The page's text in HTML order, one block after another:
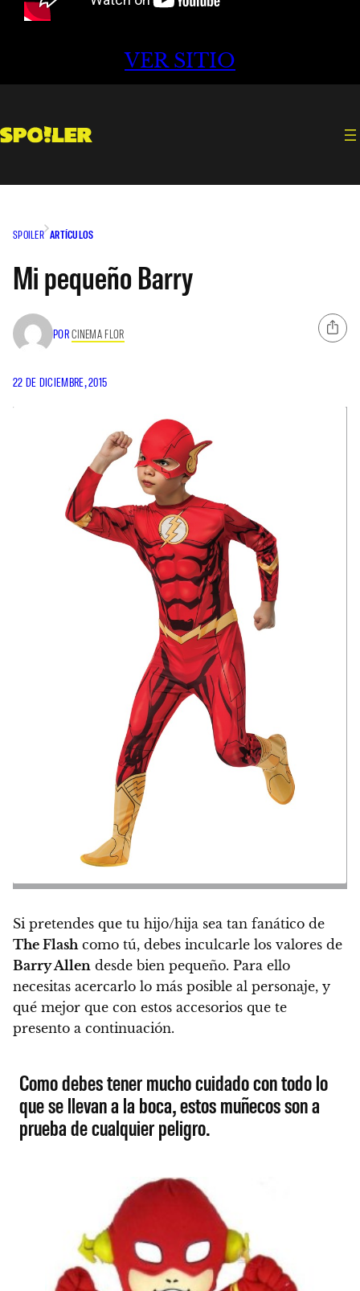
VER SITIO
SPOILER ARTÍCULOS
Mi pequeño Barry
PORCINEMA FLOR
22 DE DICIEMBRE, 2015
Si pretendes que tu hijo/hija sea tan fanático de
The Flash como tú, debes inculcarle los valores de
Barry Allen desde bien pequeño. Para ello
necesitas acercarlo lo más posible al personaje, y
qué mejor que con estos accesorios que te
presento a continuación.
Como debes tener mucho cuidado con todo lo
que se llevan a la boca, estos muñecos son a
prueba de cualquier peligro.